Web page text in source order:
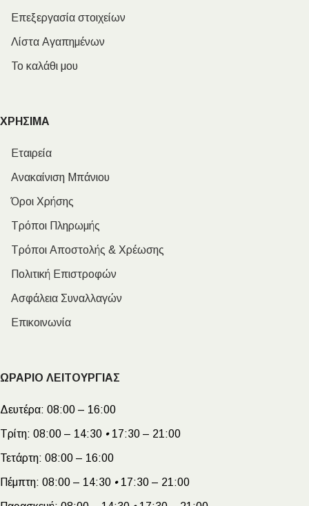
Επεξεργασία στοιχείων
Λίστα Αγαπημένων
Το καλάθι μου
ΧΡΗΣΙΜΑ
Εταιρεία
Ανακαίνιση Μπάνιου
Όροι Χρήσης
Τρόποι Πληρωμής
Τρόποι Αποστολής & Χρέωσης
Πολιτική Επιστροφών
Ασφάλεια Συναλλαγών
Επικοινωνία
ΩΡΑΡΙΟ ΛΕΙΤΟΥΡΓΙΑΣ
Δευτέρα: 08:00 – 16:00
Τρίτη: 08:00 – 14:30 •17:30 – 21:00
Τετάρτη: 08:00 – 16:00
Πέμπτη: 08:00 – 14:30 •17:30 – 21:00